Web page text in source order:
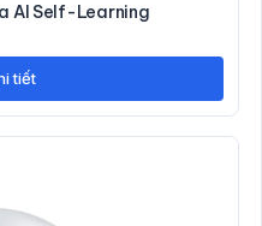
AI Self-Learning
tiết